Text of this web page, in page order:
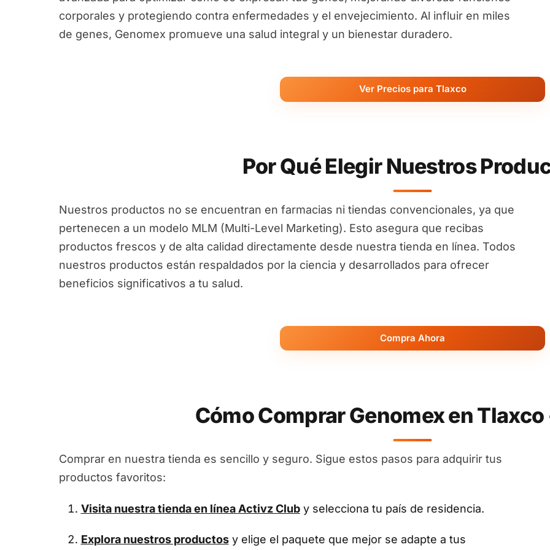
corporales y protegiendo contra enfermedades y el envejecimiento. Al influir en miles
de genes, Genomex promueve una salud integral y un bienestar duradero.
Ver Precios para Tlaxco
Por Qué Elegir Nuestros
Nuestros productos no se encuentran en farmacias ni tiendas convencionales, ya que
pertenecen a un modelo MLM (Multi-Level Marketing). Esto asegura que recibas
productos frescos y de alta calidad directamente desde nuestra tienda en línea. Todos
nuestros productos están respaldados por la ciencia y desarrollados para ofrecer
beneficios significativos a tu salud.
Compra Ahora
Cómo Comprar Genomex en Tlaxco
Comprar en nuestra tienda es sencillo y seguro. Sigue estos pasos para adquirir tus
productos favoritos:
Visita nuestra tienda en línea Activz Cluby selecciona tu país de residencia.
Explora nuestros productosy elige el paquete que mejor se adapte a tus